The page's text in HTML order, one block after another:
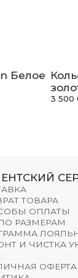
Белое
3 500
ТОВАРА
ОПЛАТЫ
РАЗМЕРАМ
И ЧИСТКА
ОФЕРТА